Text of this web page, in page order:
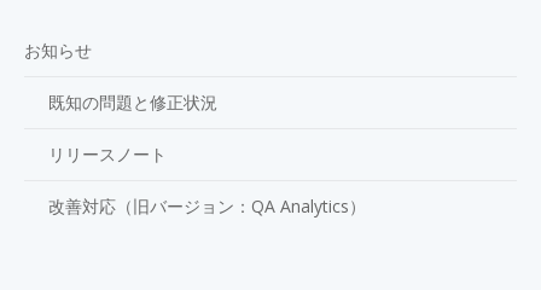
お知らせ
既知の問題と修正状況
リリースノート
改善対応（旧バージョン：QA Analytics）